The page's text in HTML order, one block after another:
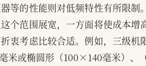
等的性能则对低频特性有所限
个范围展宽，一方面将使成本
衷考虑比较合适。例如，三级
米或椭圆形（100×140毫米）、